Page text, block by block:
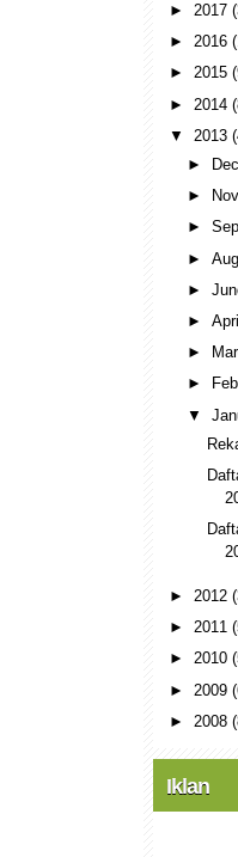
► 2017
► 2016
► 2015
► 2014
▼ 2013
►
►
►
►
►
►
►
►
▼
► 2012
► 2011
► 2010
► 2009
► 2008
Iklan